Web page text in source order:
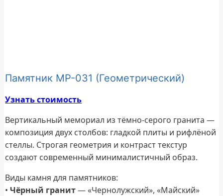
Памятник МР-031 (Геометрический)
Узнать стоимость
Вертикальный мемориал из тёмно-серого гранита —
композиция двух столбов: гладкой плиты и рифлёной
стеллы. Строгая геометрия и контраст текстур
создают современный минималистичный образ.
Виды камня для памятников:
•Чёрный гранит— «Чернолужский», «Майский»